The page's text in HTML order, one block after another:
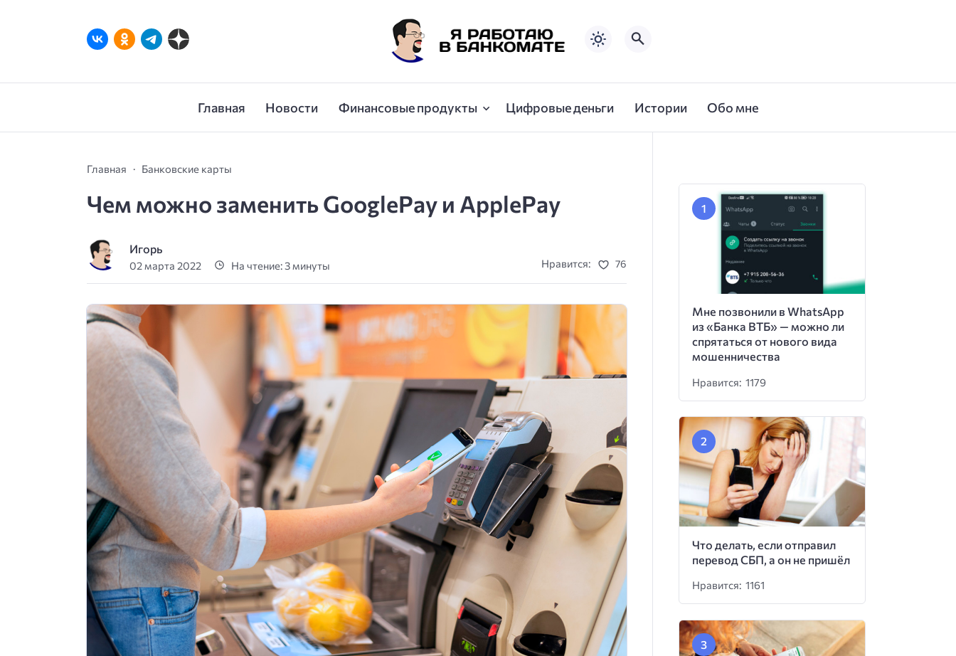
Главная Новости Финансовые продукты Цифровые деньги Истории Обо мне
Главная Банковские карты
Чем можно заменить GooglePay и ApplePay
Игорь
02 марта 2022 На чтение: 3 минуты Нравится: 76
Мне позвонили в WhatsApp
из «Банка ВТБ» — можно ли
спрятаться от нового вида
мошенничества
Нравится: 1179
Что делать, если отправил
перевод СБП, а он не пришёл
Нравится: 1161